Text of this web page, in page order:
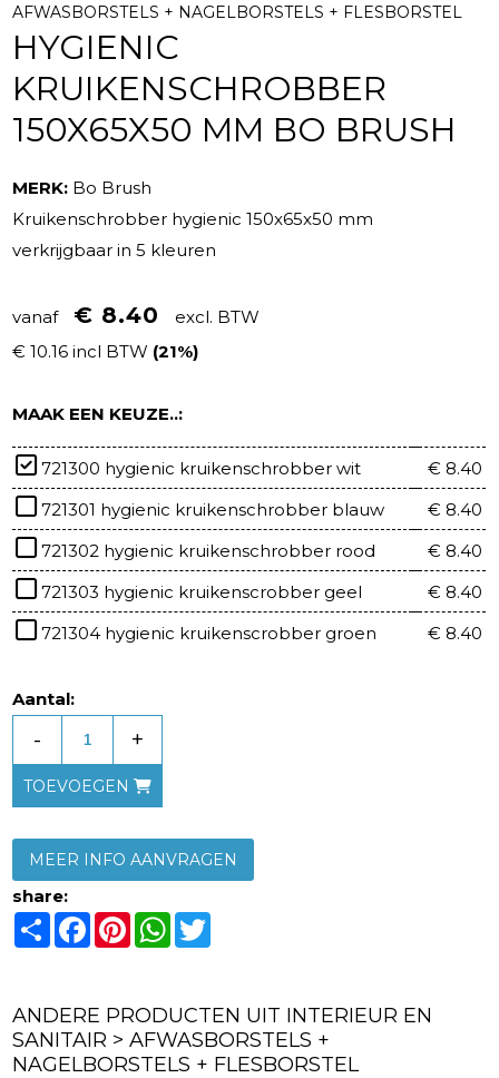
AFWASBORSTELS + NAGELBORSTELS + FLESBORSTEL
HYGIENIC
KRUIKENSCHROBBER
150X65X50 MM BO BRUSH
MERK: Bo Brush
Kruikenschrobber hygienic 150x65x50 mm
verkrijgbaar in 5 kleuren
vanaf € 8.40
excl. BTW
€ 10.16 incl BTW (21%)
MAAK EEN KEUZE..:
721300 hygienic kruikenschrobber wit
€ 8.40
721301 hygienic kruikenschrobber blauw
€ 8.40
721302 hygienic kruikenschrobber rood
€ 8.40
721303 hygienic kruikenscrobber geel
€ 8.40
721304 hygienic kruikenscrobber groen
€ 8.40
Aantal:
- +
TOEVOEGEN
MEER INFO AANVRAGEN
share:
ShareFacebook
PinterestWhatsApp
ANDERE PRODUCTEN UIT INTERIEUR EN
SANITAIR > AFWASBORSTELS +
NAGELBORSTELS + FLESBORSTEL